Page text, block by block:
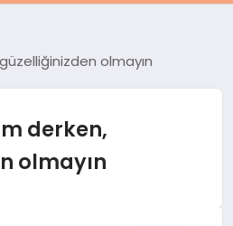
olmayın
derken,
olmayın